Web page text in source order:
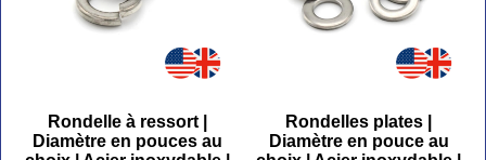
Rondelle à ressort |
Diamètre en pouces au
Rondelles plates |
Diamètre en pouce au